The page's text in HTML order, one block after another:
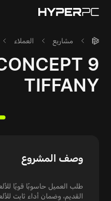
مشاريع العملاء
9
TIFFANY
وصف المشروع
طلب العميل حاسوبًا قويًا
القديم، وضمان أداء ثابت